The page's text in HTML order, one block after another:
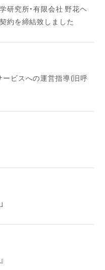
研究所・有限会社 野花ヘ
約を締結致しました
ビスへの運営指導(旧呼